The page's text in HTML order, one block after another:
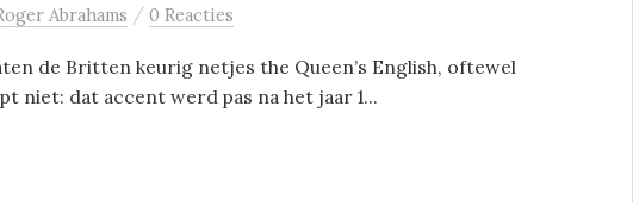
Abrahams / 0 Reacties
de Britten keurig netjes the Queen’s English, oftewel
niet: dat accent werd pas na het jaar 1...